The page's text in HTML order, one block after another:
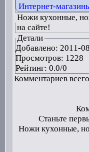
Интернет-
Ножи кухонные,
на сайте!
Детали
Добавлено: 2011-
Просмотров: 1228
Рейтинг: 0.0/0
Комментариев
Станьте
Ножи кухонные,